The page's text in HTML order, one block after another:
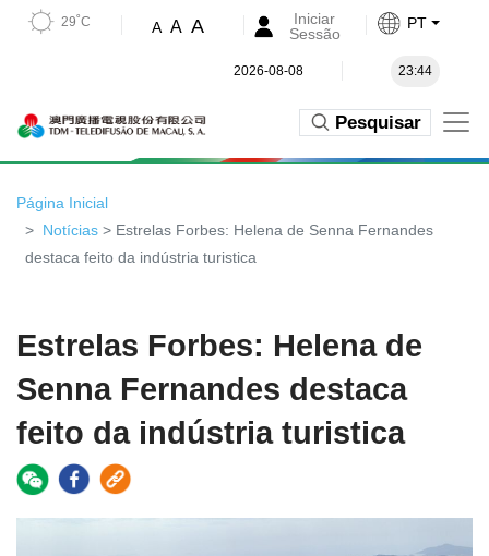
29˚C A A A
Iniciar
Sessão
PT
2026-08-08 23:44
Pesquisar
Página Inicial
Notícias > Estrelas Forbes: Helena de Senna Fernandes
destaca feito da indústria turistica
Estrelas Forbes: Helena de
Senna Fernandes destaca
feito da indústria turistica